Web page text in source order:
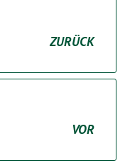
ZURÜCK
VOR